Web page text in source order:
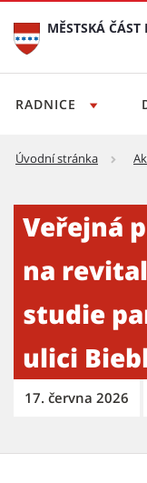
MĚSTSKÁ ČÁST
RADNICE
Úvodní stránka
Veřejná
na
studie
ulici
17. června 2026